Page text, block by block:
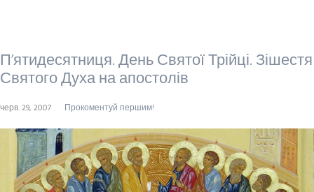
П’ятидесятниця. День Святої Трійці. Зішестя
Святого Духа на апостолів
черв. 29, 2007 Прокоментуй першим!